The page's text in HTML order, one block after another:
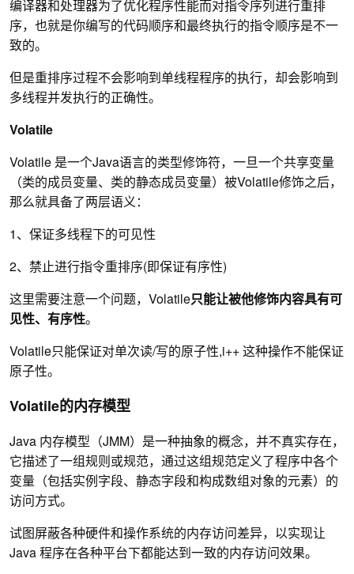
编译器和处理器为了优化程序性能而对指令序列进行重排
序，也就是你编写的代码顺序和最终执行的指令顺序是不一
致的。
但是重排序过程不会影响到单线程程序的执行，却会影响到
多线程并发执行的正确性。
Volatile
Volatile 是一个Java语言的类型修饰符，一旦一个共享变量
（类的成员变量、类的静态成员变量）被Volatile修饰之后，
那么就具备了两层语义：
1、保证多线程下的可见性
2、禁止进行指令重排序(即保证有序性)
这里需要注意一个问题，Volatile只能让被他修饰内容具有可
见性、有序性。
Volatile只能保证对单次读/写的原子性,i++ 这种操作不能保证
原子性。
Volatile的内存模型
Java 内存模型（JMM）是一种抽象的概念，并不真实存在，
它描述了一组规则或规范，通过这组规范定义了程序中各个
变量（包括实例字段、静态字段和构成数组对象的元素）的
访问方式。
试图屏蔽各种硬件和操作系统的内存访问差异，以实现让
Java 程序在各种平台下都能达到一致的内存访问效果。